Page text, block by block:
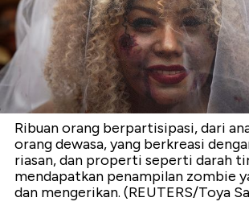
Ribuan orang berpartisipasi, dari
orang dewasa, yang berkreasi
riasan, dan properti seperti darah
mendapatkan penampilan zombie
dan mengerikan. (REUTERS/Toya